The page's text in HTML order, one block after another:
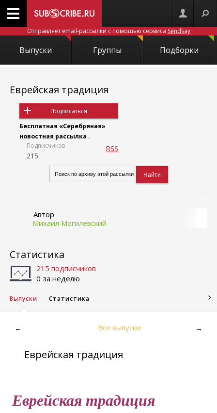
Отправляет email-рассылки с помощью сервиса Sendsay
Выпуски Группы Подборки
Еврейская традиция
Подписаться
Бесплатная «Серебряная»
новостная рассылка .
Подписчиков
215
RSS
Автор
Михаил Могилевский
Статистика
215 подписчиков
0 за неделю
Выпуски Статистика
← Все выпуски →
Еврейская традиция
Еврейская традиция